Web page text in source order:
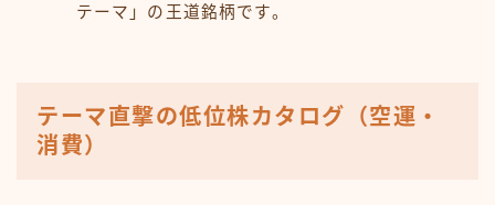
テーマ」の王道銘柄です。
テーマ直撃の低位株カタログ（空運・
消費）